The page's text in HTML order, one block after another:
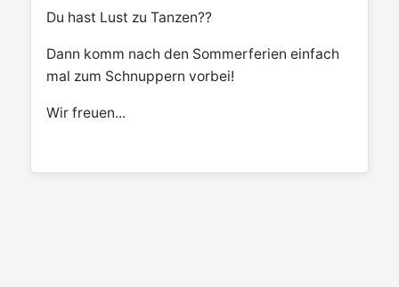
Du hast Lust zu Tanzen??
Dann komm nach den Sommerferien einfach
mal zum Schnuppern vorbei!
Wir freuen...